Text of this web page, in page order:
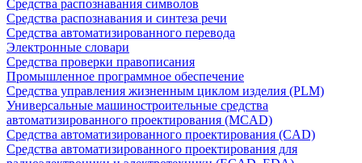
Средства распознавания символов
Средства распознавания и синтеза речи
Средства автоматизированного перевода
Электронные словари
Средства проверки правописания
Промышленное программное обеспечение
Средства управления жизненным циклом изделия (PLM)
Универсальные машиностроительные средства
автоматизированного проектирования (MCAD)
Средства автоматизированного проектирования (CAD)
Средства автоматизированного проектирования для